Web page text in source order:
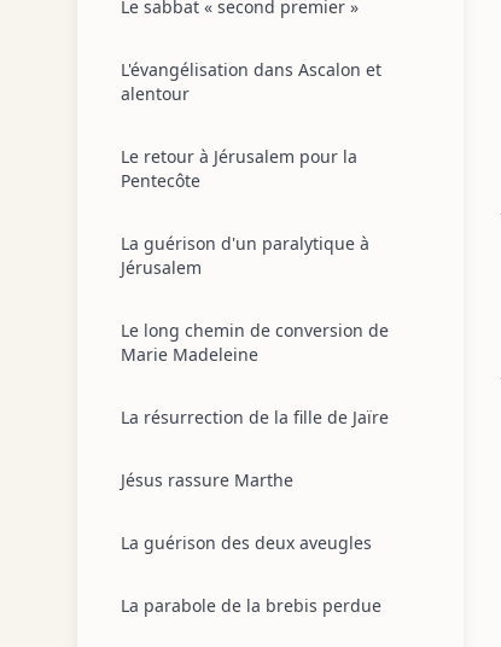
Le sabbat « second premier »
L'évangélisation dans Ascalon et
alentour
Le retour à Jérusalem pour la
Pentecôte
La guérison d'un paralytique à
Jérusalem
Le long chemin de conversion de
Marie Madeleine
La résurrection de la fille de Jaïre
Jésus rassure Marthe
La guérison des deux aveugles
La parabole de la brebis perdue